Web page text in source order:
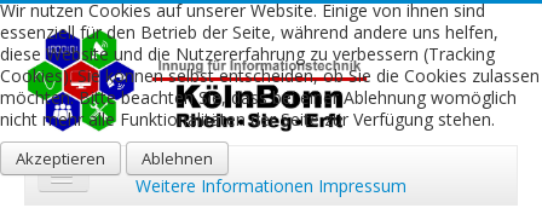
Wir nutzen Cookies auf unserer Website. Einige von ihnen sind
essenziell für den Betrieb der Seite, während andere uns helfen,
diese Website und die Nutzererfahrung zu verbessern (Tracking
Cookies). Sie können selbst entscheiden, ob Sie die Cookies zulassen
möchten. Bitte beachten Sie, dass bei einer Ablehnung womöglich
nicht mehr alle Funktionalitäten der Seite zur Verfügung stehen.
Akzeptieren Ablehnen
Weitere Informationen Impressum